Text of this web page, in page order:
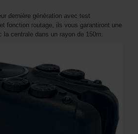
dernière génération avec test
fonction routage, ils vous garantiront une
la centrale dans un rayon de 150m.